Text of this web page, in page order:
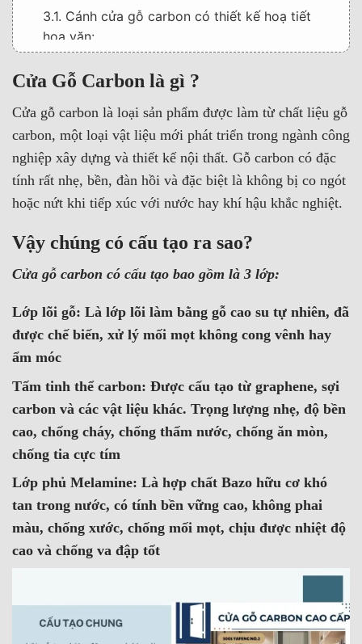
3.1. Cánh cửa gỗ carbon có thiết kế hoạ tiết
hoa văn:
hoạ tiết hoa văn):
3.3. Khung bao cửa gỗ công nghiệp carbon phủ
melamine
4. Vì sao lại chọn cửa gỗ carbon?
4.1. 1. Độ bền cao
4.3. 3. Khả năng cách âm tốt
5. Ứng dụng của cửa gỗ carbon
6. Kết luận
6.1. Vậy còn chờ gì nữa hãy nhấc máy và gọi
ngay cho chúng tôi để được tư vấn, hỗ trợ và
đang có chương trình giảm giá 20% áp dụng
đến hết ngày 31/03/2024 .
7. Cùng Xem Qua Các Mẫu Cửa Gỗ Carbon Của
Nhà KingDoor Nhé
8. THÔNG TIN TƯ VẤN LẮP ĐẶT CỬA TẠI
KINGDOOR
Cửa Gỗ Carbon là gì ?
Cửa gỗ carbon là loại sản phẩm được làm từ chất liệu gỗ
carbon, một loại vật liệu mới phát triển trong ngành công
nghiệp xây dựng và thiết kế nội thất. Gỗ carbon có đặc
tính rất nhẹ, bền, đàn hồi và đặc biệt là không bị co ngót
hoặc nứt khi tiếp xúc với nước hay khí hậu khắc nghiệt.
Vậy chúng có cấu tạo ra sao?
Cửa gỗ carbon có cấu tạo bao gồm là 3 lớp:
Lớp lõi gỗ: Là lớp lõi làm bằng gỗ cao su tự nhiên, đã
được chế biến, xử lý mối mọt không cong vênh hay
ẩm móc
Tấm tinh thể carbon: Được cấu tạo từ graphene, sợi
carbon và các vật liệu khác. Trọng lượng nhẹ, độ bền
cao, chống cháy, chống thấm nước, chống ăn mòn,
chống tia cực tím
Lớp phủ Melamine: Là hợp chất Bazo hữu cơ khó
tan trong nước, có tính bền vững cao, không phai
màu, chống xước, chống mối mọt, chịu được nhiệt độ
cao và chống va đập tốt